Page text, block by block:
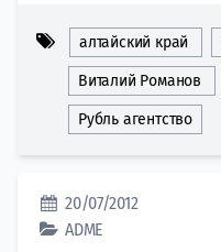
алтайский край
Виталий Романов
Рубль агентство
20/07/2012
ADME